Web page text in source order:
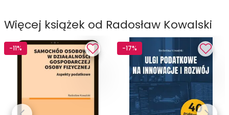
Więcej książek od Radosław Kowalski
-11% -17%